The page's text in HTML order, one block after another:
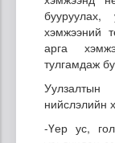
бууруулах,
хэмжээний
арга
тулгамдаж
Уулзалтын
нийслэлийн
-Үер ус,